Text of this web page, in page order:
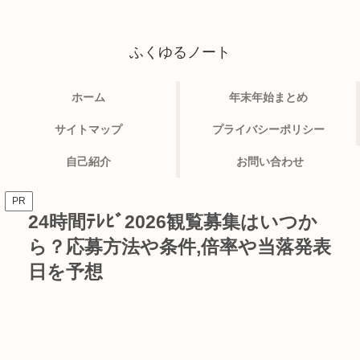
ふくゆるノート
ホーム 年末年始まとめ
サイトマップ プライバシーポリシー
自己紹介 お問い合わせ
PR
24時間ﾃﾚﾋﾞ2026観覧募集はいつか
ら？応募方法や条件,倍率や当落発表
日を予想